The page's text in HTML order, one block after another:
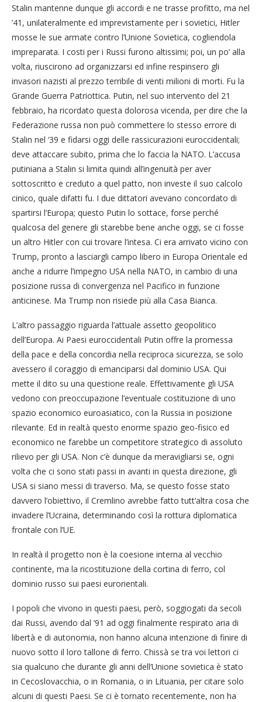
Stalin mantenne dunque gli accordi e ne trasse profitto, ma nel
’41, unilateralmente ed imprevistamente per i sovietici, Hitler
mosse le sue armate contro l’Unione Sovietica, cogliendola
impreparata. I costi per i Russi furono altissimi; poi, un po’ alla
volta, riuscirono ad organizzarsi ed infine respinsero gli
invasori nazisti al prezzo terribile di venti milioni di morti. Fu la
Grande Guerra Patriottica. Putin, nel suo intervento del 21
febbraio, ha ricordato questa dolorosa vicenda, per dire che la
Federazione russa non può commettere lo stesso errore di
Stalin nel ‘39 e fidarsi oggi delle rassicurazioni euroccidentali;
deve attaccare subito, prima che lo faccia la NATO. L’accusa
putiniana a Stalin si limita quindi all’ingenuità per aver
sottoscritto e creduto a quel patto, non investe il suo calcolo
cinico, quale difatti fu. I due dittatori avevano concordato di
spartirsi l’Europa; questo Putin lo sottace, forse perché
qualcosa del genere gli starebbe bene anche oggi, se ci fosse
un altro Hitler con cui trovare l’intesa. Ci era arrivato vicino con
Trump, pronto a lasciargli campo libero in Europa Orientale ed
anche a ridurre l’impegno USA nella NATO, in cambio di una
posizione russa di convergenza nel Pacifico in funzione
anticinese. Ma Trump non risiede più alla Casa Bianca.
L’altro passaggio riguarda l’attuale assetto geopolitico
dell’Europa. Ai Paesi euroccidentali Putin offre la promessa
della pace e della concordia nella reciproca sicurezza, se solo
avessero il coraggio di emanciparsi dal dominio USA. Qui
mette il dito su una questione reale. Effettivamente gli USA
vedono con preoccupazione l’eventuale costituzione di uno
spazio economico euroasiatico, con la Russia in posizione
rilevante. Ed in realtà questo enorme spazio geo-fisico ed
economico ne farebbe un competitore strategico di assoluto
rilievo per gli USA. Non c’è dunque da meravigliarsi se, ogni
volta che ci sono stati passi in avanti in questa direzione, gli
USA si siano messi di traverso. Ma, se questo fosse stato
davvero l’obiettivo, il Cremlino avrebbe fatto tutt’altra cosa che
invadere l’Ucraina, determinando così la rottura diplomatica
frontale con l’UE.
In realtà il progetto non è la coesione interna al vecchio
continente, ma la ricostituzione della cortina di ferro, col
dominio russo sui paesi eurorientali.
I popoli che vivono in questi paesi, però, soggiogati da secoli
dai Russi, avendo dal ’91 ad oggi finalmente respirato aria di
libertà e di autonomia, non hanno alcuna intenzione di finire di
nuovo sotto il loro tallone di ferro. Chissà se tra voi lettori ci
sia qualcuno che durante gli anni dell’Unione sovietica è stato
in Cecoslovacchia, o in Romania, o in Lituania, per citare solo
alcuni di questi Paesi. Se ci è tornato recentemente, non ha